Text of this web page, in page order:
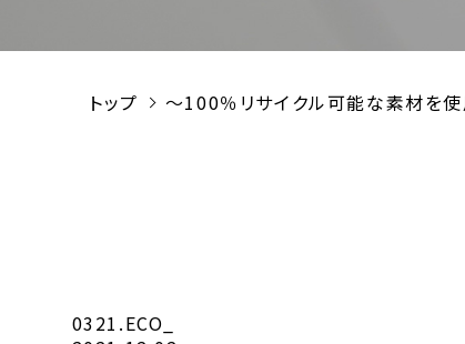
トップ ～100％リサイクル可能な素材を使
0321.ECO_